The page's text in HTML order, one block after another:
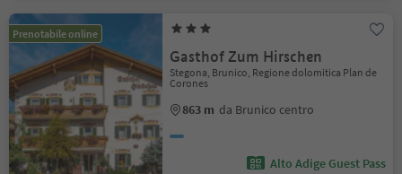
Prenotabile online
Gasthof Zum Hirschen
Stegona, Brunico, Regione dolomitica Plan de
Corones
863 m da Brunico centro
Alto Adige Guest Pass